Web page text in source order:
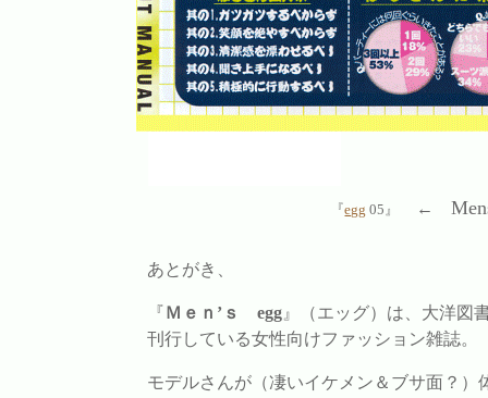
『egg 05』 ←
あとがき、
『 Ｍｅｎ’ｓ egg 』（エッグ）は、大洋図
刊行している女性向けファッション雑誌。
モデルさんが（凄いイケメン＆ブサ面？）